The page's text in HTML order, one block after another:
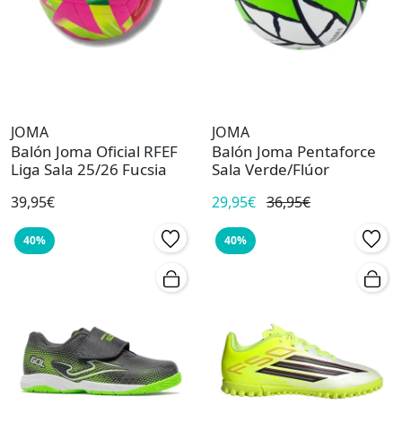
JOMA
Balón Joma Oficial RFEF
Liga Sala 25/26 Fucsia
39,95€
JOMA
Balón Joma Pentaforce
Sala Verde/Flúor
29,95€ 36,95€
40% 40%